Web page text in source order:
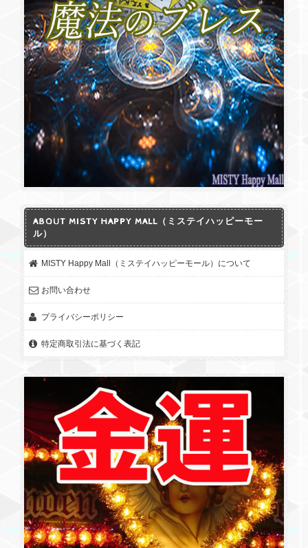
て行きたいですね
★今日だけSPECIAL★35％オフ！[国石選定] 記念特別価格【糸魚川翡翠輝石No.10】 限定品 リーディングストーン
2026/05/10
期間限定★ソロモン王の護符＜富・金運・知恵・奇跡の力・チャンス・成功＞Magical Amulet(魔法のアミュレット)ペンダント／チャーム（刻印有無）
2026/05/10
シンプル＆小さくて可愛いデザインと、神社やお寺のお守りとは
違ってアクセサリー感覚で持てる点にも惹かれて購入しました。
実物はとても軽くて使いやすく、買って良かったです。最近少し
不安なことがあったのですが、このお守りがあると自然と前向き
ただ部屋に飾っておくのも楽しい。手に取りやすい価格だし、次
2026/05/08
魔法のカプセル、気に入りました。部屋に飾って魔法をかけま
す。
ABOUT MISTY HAPPY MALL（ミステイハッピーモー
ル）
MISTY Happy Mall（ミステイハッピーモール）について
お問い合わせ
プライバシーポリシー
特定商取引法に基づく表記